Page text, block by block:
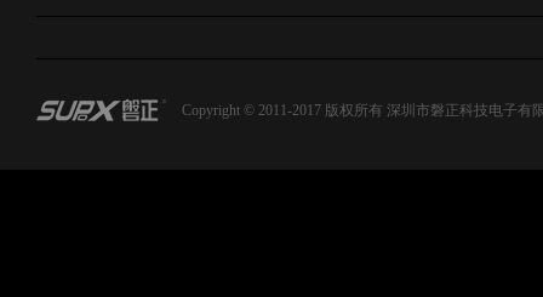
Copyright © 2011-2017 版权所有 深圳市磐正科技电子有